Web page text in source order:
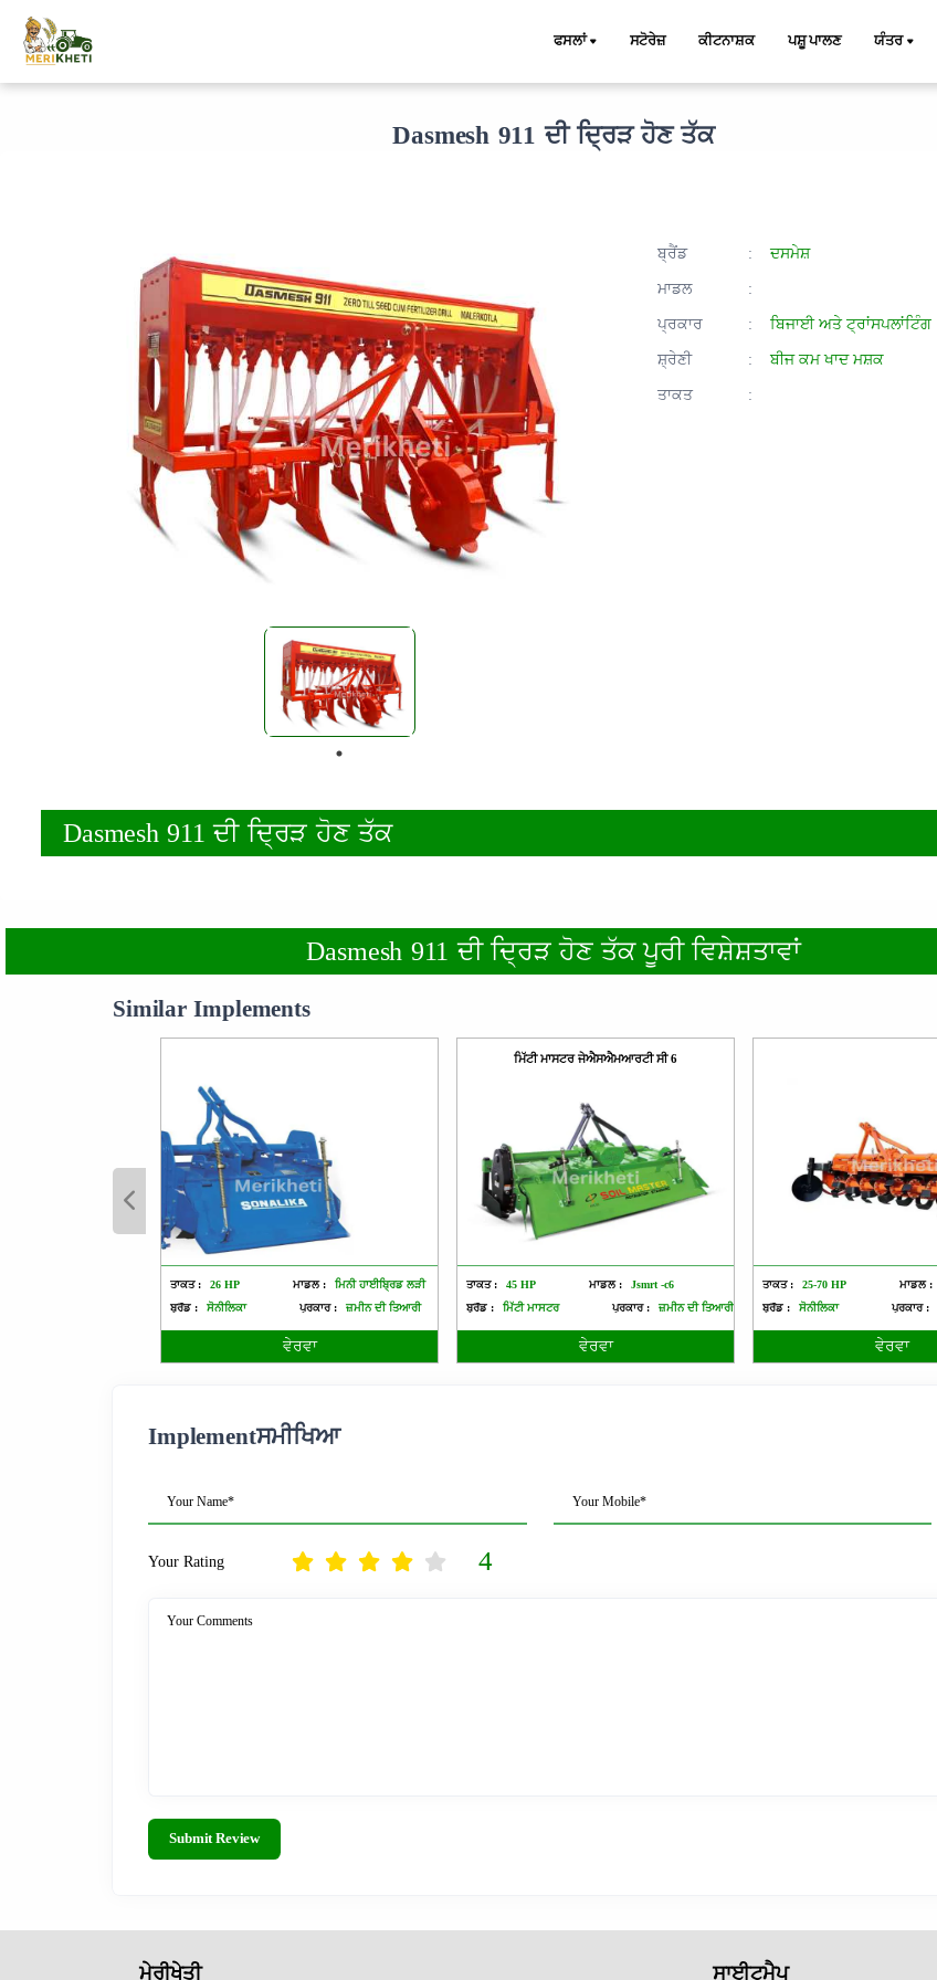
ਫਸਲਾਂ ਸਟੋਰੇਜ਼ ਕੀਟਨਾਸ਼ਕ ਪਸ਼ੂ ਪਾਲਣ ਯੰਤਰ
Dasmesh 911 ਦੀ ਦ੍ਰਿੜ ਹੋਣ ਤੱਕ
ਬ੍ਰੈਂਡ :
ਦਸਮੇਸ਼
ਮਾਡਲ
:
ਪ੍ਰਕਾਰ
:
ਬਿਜਾਈ ਅਤੇ ਟ੍ਰਾਂਸਪਲਾਂਟਿੰਗ
ਸ਼੍ਰੇਣੀ
:
ਬੀਜ ਕਮ ਖਾਦ ਮਸ਼ਕ
ਤਾਕਤ
:
Dasmesh 911 ਦੀ ਦ੍ਰਿੜ ਹੋਣ ਤੱਕ
Dasmesh 911 ਦੀ ਦ੍ਰਿੜ ਹੋਣ ਤੱਕ ਪੂਰੀ ਵਿਸ਼ੇਸ਼ਤਾਵਾਂ
Similar Implements
ਤਾਕਤ : 26 HP ਮਾਡਲ :
ਮਿਨੀ ਹਾਈਬ੍ਰਿਡ ਲੜੀ
ਬ੍ਰੈਂਡ :
ਸੋਨੀਲਿਕਾ ਪ੍ਰਕਾਰ : ਜ਼ਮੀਨ ਦੀ ਤਿਆਰੀ
ਵੇਰਵਾ
ਮਿੱਟੀ ਮਾਸਟਰ ਜੇਐਸਐਮਆਰਟੀ ਸੀ 6
ਤਾਕਤ : 45 HP ਮਾਡਲ :
Jsmrt -c6
ਬ੍ਰੈਂਡ :
ਮਿੱਟੀ ਮਾਸਟਰ ਪ੍ਰਕਾਰ : ਜ਼ਮੀਨ ਦੀ ਤਿਆਰੀ
ਵੇਰਵਾ
ਤਾਕਤ : 25-70 HP ਮਾਡਲ :
ਬ੍ਰੈਂਡ :
ਸੋਨੀਲਿਕਾ ਪ੍ਰਕਾਰ :
ਵੇਰਵਾ
Implementਸਮੀਖਿਆ
Your Name* Your Mobile*
Your Rating 4
Your Comments
Submit Review
ਮੇਰੀਖੇਤੀ ਸਾਈਟਮੈਪ